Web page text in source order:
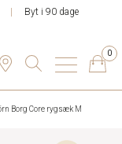
Byt i 90 dage
0
Borg Core rygsæk M